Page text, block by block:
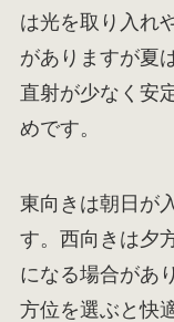
は光を取り入れ
がありますが夏
直射が少なく安
めです。
東向きは朝日が
す。西向きは夕
になる場合があ
方位を選ぶと快